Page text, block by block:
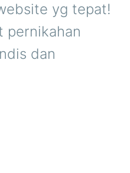
yg tepat!
pernikahan
dan